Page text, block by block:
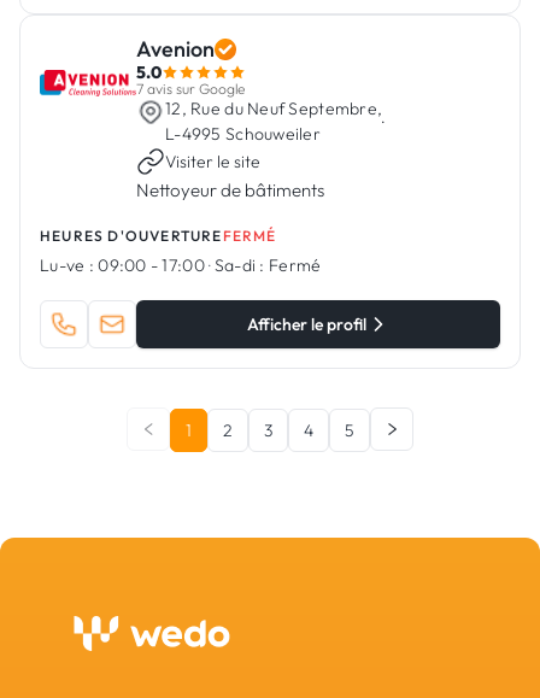
Avenion
5.0
7 avis sur Google
12, Rue du Neuf Septembre,
L-4995 Schouweiler
·
Visiter le site
Nettoyeur de bâtiments
HEURES D'OUVERTURE FERMÉ
Lu-ve : 09:00 - 17:00·Sa-di : Fermé
Afficher le profil
1 2 3 4 5